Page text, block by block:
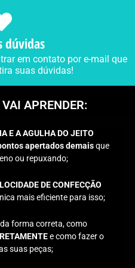
dúvidas
em contato por e-mail que
suas dúvidas!
APRENDER:
E A AGULHA DO JEITO
apertados demaisque
ou repuxando;
DE CONFECÇÃO
mais eficiente para isso;
forma correta, como
e como fazer o
suas peças;